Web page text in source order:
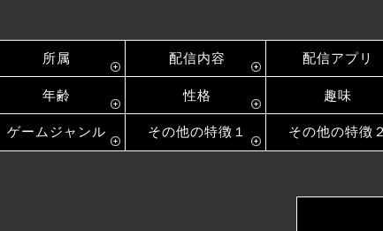
所属 配信内容 配信アプリ
年齢 性格 趣味
ゲームジャンル その他の特徴１ その他の特徴２